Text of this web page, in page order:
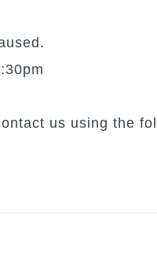
us using the